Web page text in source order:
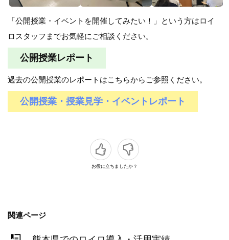
「公開授業・イベントを開催してみたい！」という方はロイ
ロスタッフまでお気軽にご相談ください。
公開授業レポート
過去の公開授業のレポートはこちらからご参照ください。
公開授業・授業見学・イベントレポート
お役に立ちましたか？
関連ページ